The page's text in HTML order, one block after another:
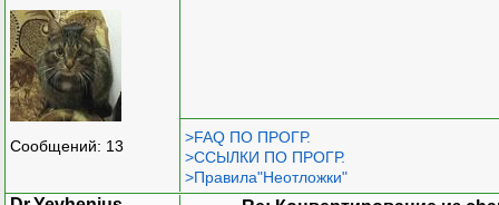
Сообщений: 13
>FAQ ПО ПРОГР.
>ССЫЛКИ ПО ПРОГР.
>Правила"Неотложки"